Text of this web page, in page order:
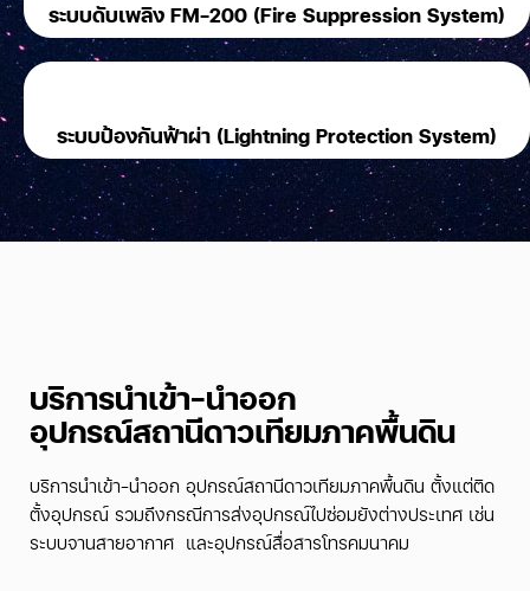
ระบบดับเพลิง FM-200 (Fire Suppression System)
ระบบป้องกันฟ้าผ่า (Lightning Protection System)
บริการนำเข้า-นำออก
อุปกรณ์สถานีดาวเทียมภาคพื้นดิน
บริการนำเข้า-นำออก อุปกรณ์สถานีดาวเทียมภาคพื้นดิน ตั้งแต่ติด
ตั้งอุปกรณ์ รวมถึงกรณีการส่งอุปกรณ์ไปซ่อมยังต่างประเทศ เช่น
ระบบจานสายอากาศ และอุปกรณ์สื่อสารโทรคมนาคม